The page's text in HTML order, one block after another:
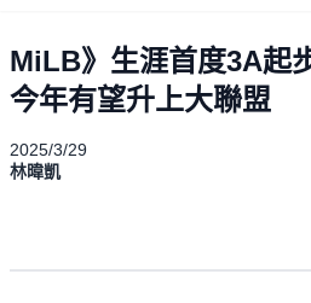
MiLB》生涯首度3A起
今年有望升上大聯盟
2025/3/29
林暐凱